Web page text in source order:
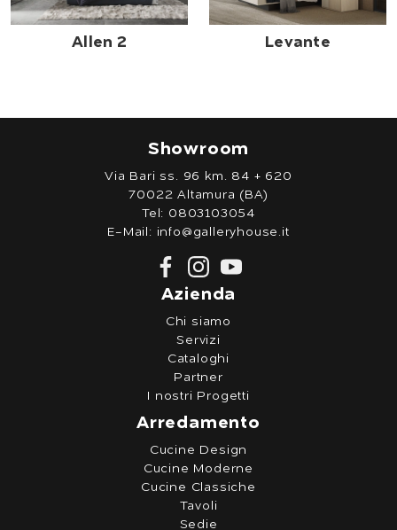
Allen 2 Levante
Showroom
Via Bari ss. 96 km. 84 + 620
70022 Altamura (BA)
Tel: 0803103054
E-Mail: info@galleryhouse.it
Azienda
Chi siamo
Servizi
Cataloghi
Partner
I nostri Progetti
Arredamento
Cucine Design
Cucine Moderne
Cucine Classiche
Tavoli
Sedie